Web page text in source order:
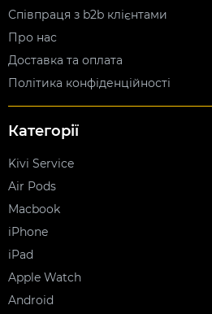
Співпраця з b2b клієнтами
Про нас
Доставка та оплата
Політика конфіденційності
Категорії
Kivi Service
Air Pods
Macbook
iPhone
iPad
Apple Watch
Android